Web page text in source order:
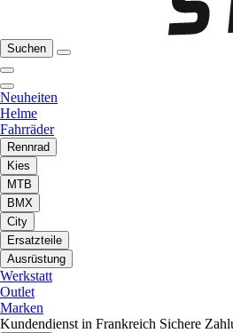
Suchen
Neuheiten
Helme
Fahrräder
Rennrad
Kies
MTB
BMX
City
Ersatzteile
Ausrüstung
Werkstatt
Outlet
Marken
Kundendienst in Frankreich Sichere